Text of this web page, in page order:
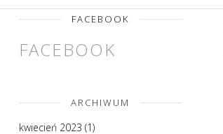
FACEBOOK
FACEBOOK
ARCHIWUM
kwiecień 2023 (1)